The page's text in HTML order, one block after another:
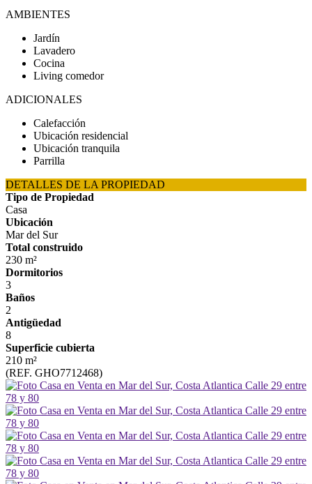
AMBIENTES
Jardín
Lavadero
Cocina
Living comedor
ADICIONALES
Calefacción
Ubicación residencial
Ubicación tranquila
Parrilla
DETALLES DE LA PROPIEDAD
Tipo de Propiedad
Casa
Ubicación
Mar del Sur
Total construido
230 m²
Dormitorios
3
Baños
2
Antigüedad
8
Superficie cubierta
210 m²
(REF. GHO7712468)